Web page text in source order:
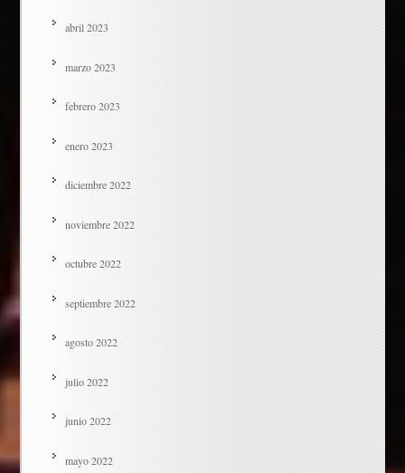
abril 2023
marzo 2023
febrero 2023
enero 2023
diciembre 2022
noviembre 2022
octubre 2022
septiembre 2022
agosto 2022
julio 2022
junio 2022
mayo 2022